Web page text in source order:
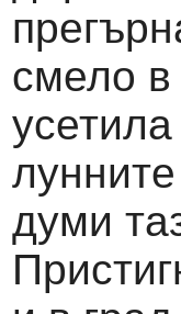
смело
думи